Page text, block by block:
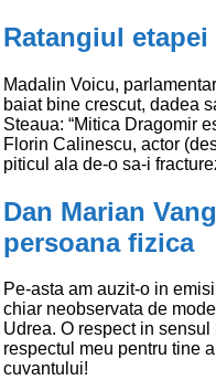
Ratangiul etapei
Madalin Voicu,
baiat bine crescut, dadea
Steaua: “Mitica Dragomir
Florin Calinescu, actor
piticul ala de-o sa-i
Dan Marian
persoana fizica
Pe-asta am auzit-o in
chiar neobservata de
Udrea. O respect in
respectul meu pentru tine
cuvantului!